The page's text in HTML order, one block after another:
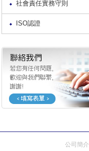
社會責任實務守則
ISO認證
公司簡介